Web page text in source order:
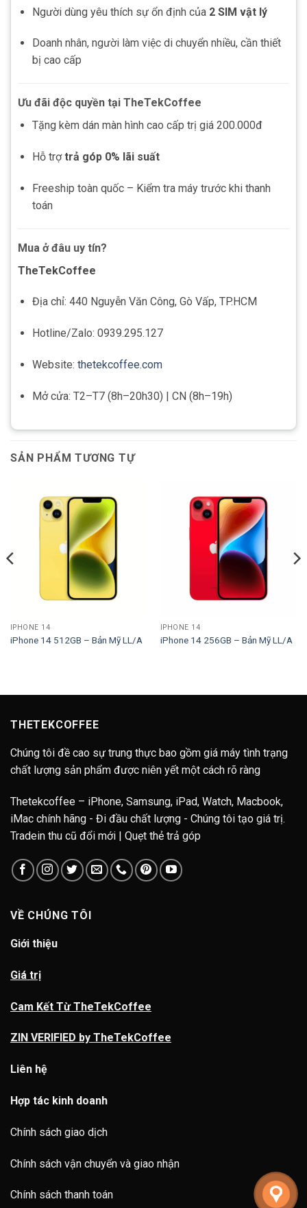
Người dùng yêu thích sự ổn định của 2 SIM vật lý
Doanh nhân, người làm việc di chuyển nhiều, cần thiết
bị cao cấp
Ưu đãi độc quyền tại TheTekCoffee
Tặng kèm dán màn hình cao cấp trị giá 200.000đ
Hỗ trợtrả góp 0% lãi suất
Freeship toàn quốc – Kiểm tra máy trước khi thanh
toán
Mua ở đâu uy tín?
TheTekCoffee
Địa chỉ: 440 Nguyễn Văn Công, Gò Vấp, TP.HCM
Hotline/Zalo: 0939.295.127
Website: thetekcoffee.com
Mở cửa: T2–T7 (8h–20h30) | CN (8h–19h)
SẢN PHẨM TƯƠNG TỰ
IPHONE 14
iPhone 14 512GB – Bản Mỹ LL/A
IPHONE 14
iPhone 14 256GB – Bản Mỹ LL/A
THETEKCOFFEE
Chúng tôi đề cao sự trung thực bao gồm giá máy tình trạng
chất lượng sản phẩm được niên yết một cách rõ ràng
Thetekcoffee – iPhone, Samsung, iPad, Watch, Macbook,
iMac chính hãng - Đi đầu chất lượng - Chúng tôi tạo giá trị.
Tradein thu cũ đổi mới | Quẹt thẻ trả góp
VỀ CHÚNG TÔI
Giới thiệu
Giá trị
Cam Kết Từ TheTekCoffee
ZIN VERIFIED by TheTekCoffee
Liên hệ
Hợp tác kinh doanh
Chính sách giao dịch
Chính sách vận chuyển và giao nhận
Chính sách thanh toán